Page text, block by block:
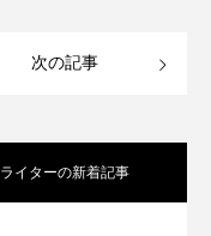
次の記事
ライターの新着記事